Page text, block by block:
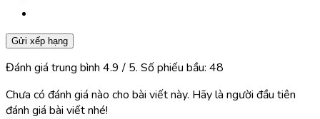
Gửi xếp hạng
Đánh giá trung bình 4.9 / 5. Số phiếu bầu: 48
Chưa có đánh giá nào cho bài viết này. Hãy là người đầu tiên
đánh giá bài viết nhé!